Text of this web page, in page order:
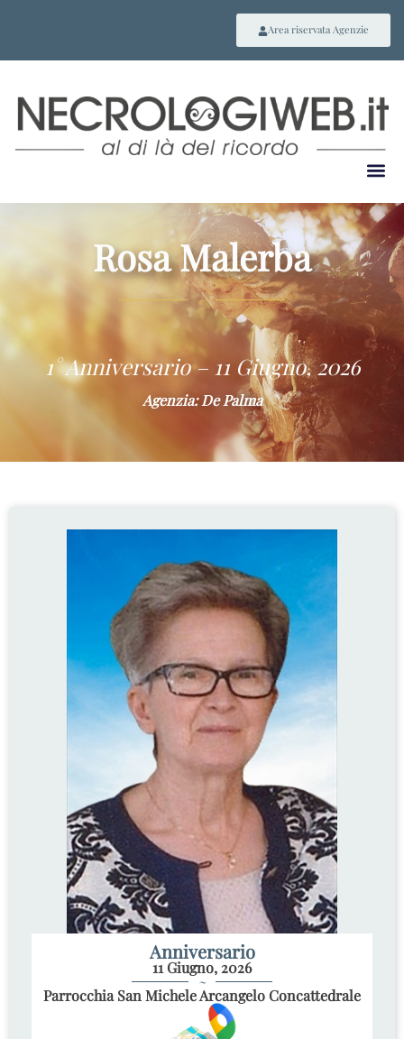
Area riservata Agenzie
Rosa Malerba
~
1° Anniversario – 11 Giugno, 2026
Agenzia: De Palma
Anniversario
11 Giugno, 2026
~
Parrocchia San Michele Arcangelo Concattedrale